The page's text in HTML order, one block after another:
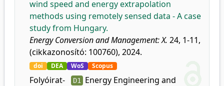
wind speed and energy extrapolation
methods using remotely sensed data - A case
study from Hungary.
Energy Conversion and Management: X. 24, 1-11,
(cikkazonosító: 100760), 2024.
doi DEA WoS Scopus
Folyóirat-
D1 Energy Engineering and